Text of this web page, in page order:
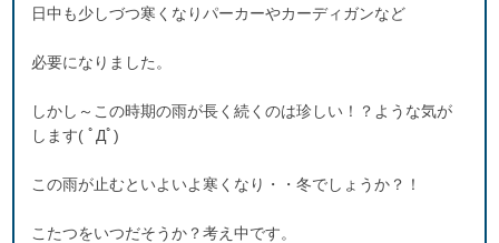
日中も少しづつ寒くなりパーカーやカーディガンなど
必要になりました。
しかし～この時期の雨が長く続くのは珍しい！？ような気が
します( ﾟДﾟ)
この雨が止むといよいよ寒くなり・・冬でしょうか？！
こたつをいつだそうか？考え中です。